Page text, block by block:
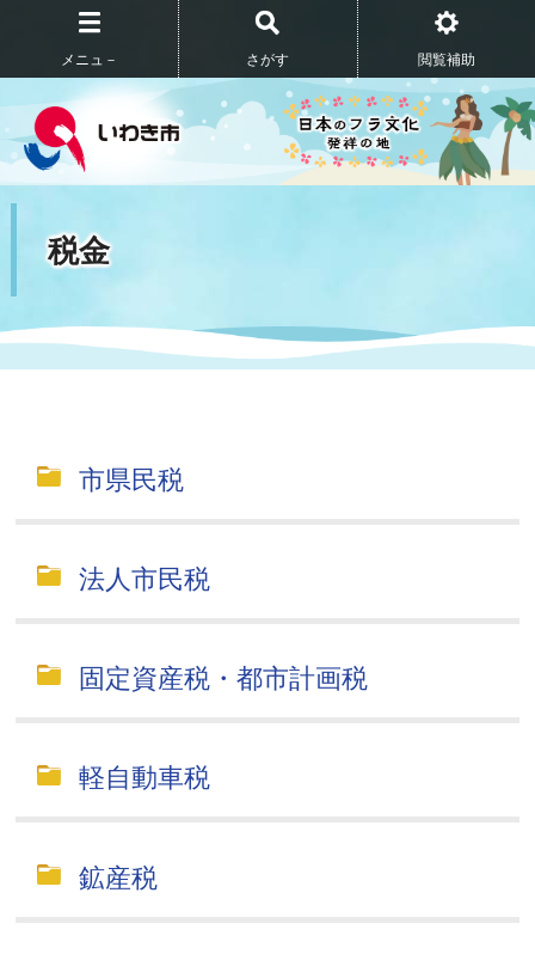
メニュ－ さがす 閲覧補助
税金
市県民税
法人市民税
固定資産税・都市計画税
軽自動車税
鉱産税